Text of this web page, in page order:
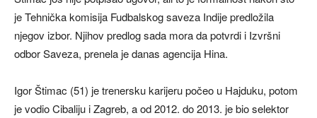
je Tehnička komisija Fudbalskog saveza Indije predložila
njegov izbor. Njihov predlog sada mora da potvrdi i Izvršni
odbor Saveza, prenela je danas agencija Hina.
Igor Štimac (51) je trenersku karijeru počeo u Hajduku, potom
je vodio Cibaliju i Zagreb, a od 2012. do 2013. je bio selektor